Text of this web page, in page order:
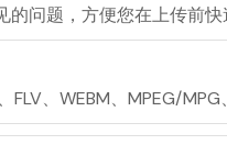
问题，方便您在上传前快
、WEBM、MPEG/MPG